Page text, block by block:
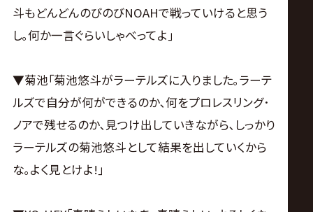
斗もどんどんのびのびNOAHで戦っていけると思う
し｡何か一言ぐらいしゃべってよ｣
▼菊池｢菊池悠斗がラーテルズに入りました｡ラーテ
ルズで自分が何ができるのか､何をプロレスリング･
ノアで残せるのか､見つけ出していきながら､しっかり
ラーテルズの菊池悠斗として結果を出していくから
な｡よく見とけよ!｣